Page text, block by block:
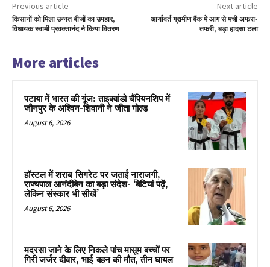
Previous article
किसानों को मिला उन्नत बीजों का उपहार,
विधायक स्वामी प्रवक्तानंद ने किया वितरण
Next article
आर्यावर्त ग्रामीण बैंक में आग से मची अफरा-
तफरी, बड़ा हादसा टला
More articles
पटाया में भारत की गूंज: ताइक्वांडो चैंपियनशिप में
जौनपुर के अश्विन-शिवानी ने जीता गोल्ड
August 6, 2026
हॉस्टल में शराब-सिगरेट पर जताई नाराजगी,
राज्यपाल आनंदीबेन का बड़ा संदेश- ‘बेटियां पढ़ें,
लेकिन संस्कार भी सीखें’
August 6, 2026
मदरसा जाने के लिए निकले पांच मासूम बच्चों पर
गिरी जर्जर दीवार, भाई-बहन की मौत, तीन घायल